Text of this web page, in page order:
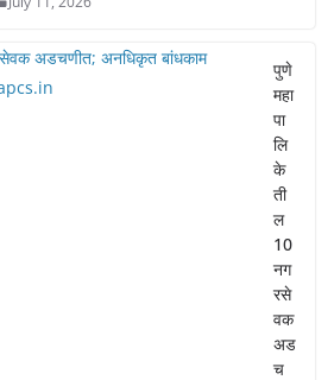
पुणे
महा
पा
लि
के
ती
ल
10
नग
रसे
वक
अड
च